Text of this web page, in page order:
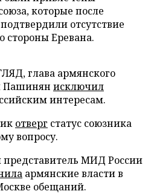
которые после
отсутствие
стороны Еревана.
глава армянского
Пашинян исключил
интересам.
отверг статус союзника
вопросу.
МИД России
армянские власти в
обещаний.